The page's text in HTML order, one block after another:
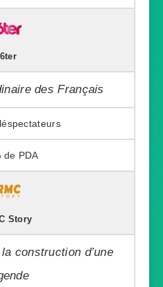
6ter
des Français
Story
construction d’une